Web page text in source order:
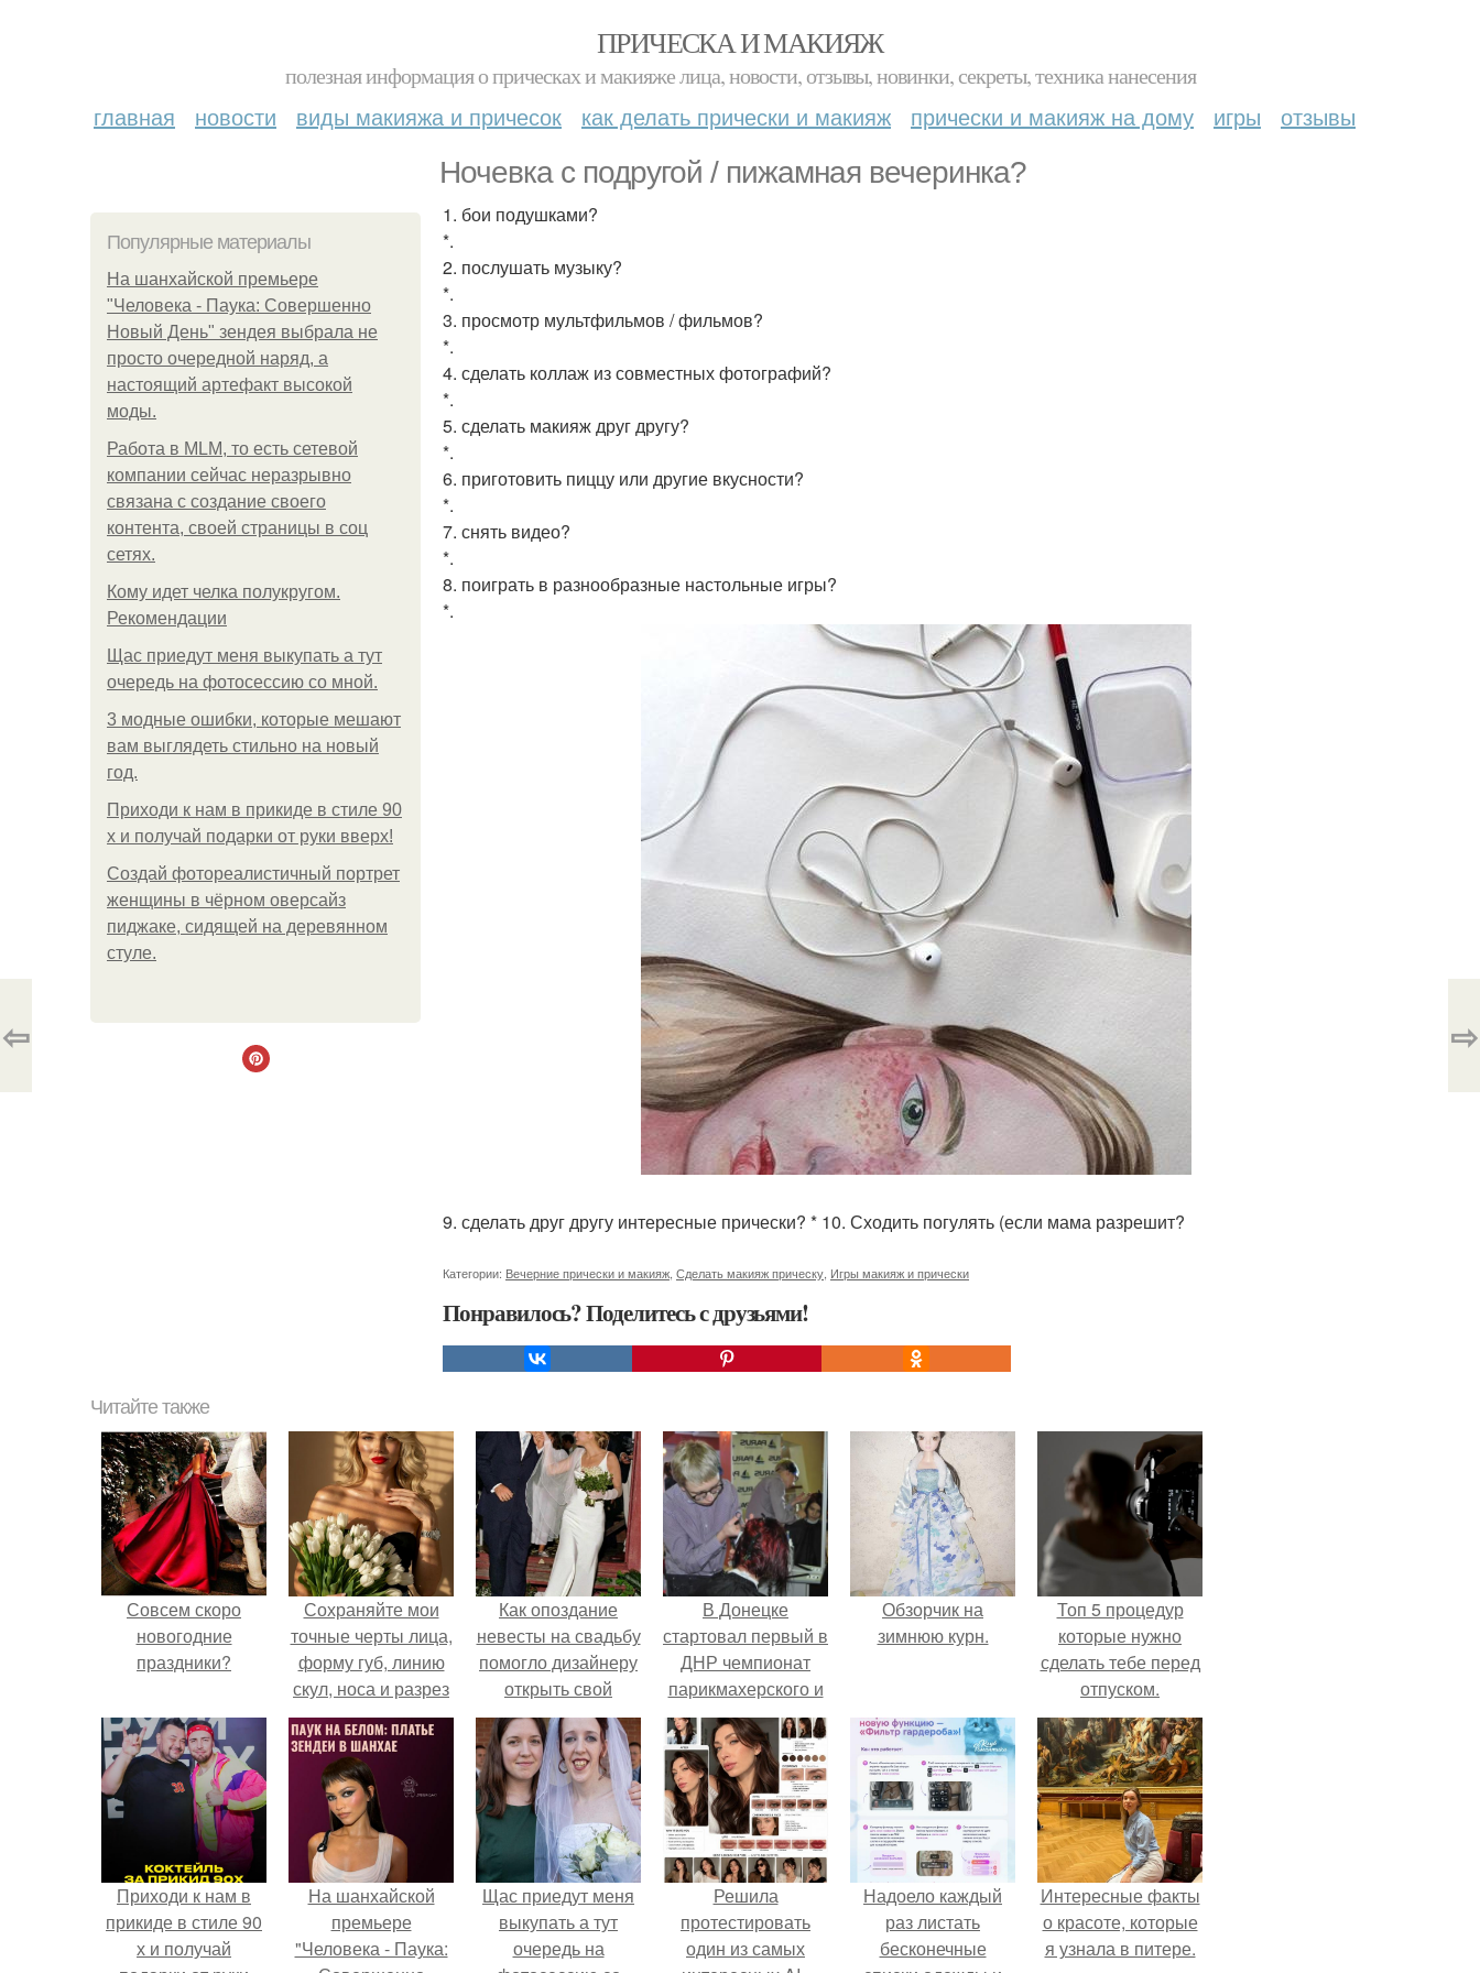
ПРИЧЕСКА И МАКИЯЖ
полезная информация о прическах и макияже лица, новости, отзывы, новинки, секреты, техника нанесения
главная новости виды макияжа и причесок как делать прически и макияж прически и макияж на дому игры отзывы
Ночевка с подругой / пижамная вечеринка?
Популярные материалы
На шанхайской премьере
"Человека - Паука: Совершенно
Новый День" зендея выбрала не
просто очередной наряд, а
настоящий артефакт высокой
моды.
Работа в MLM, то есть сетевой
компании сейчас неразрывно
связана с создание своего
контента, своей страницы в соц
сетях.
Кому идет челка полукругом.
Рекомендации
Щас приедут меня выкупать а тут
очередь на фотосессию со мной.
3 модные ошибки, которые мешают
вам выглядеть стильно на новый
год.
Приходи к нам в прикиде в стиле 90
х и получай подарки от руки вверх!
Создай фотореалистичный портрет
женщины в чёрном оверсайз
пиджаке, сидящей на деревянном
стуле.
1. бои подушками?
*.
2. послушать музыку?
*.
3. просмотр мультфильмов / фильмов?
*.
4. сделать коллаж из совместных фотографий?
*.
5. сделать макияж друг другу?
*.
6. приготовить пиццу или другие вкусности?
*.
7. снять видео?
*.
8. поиграть в разнообразные настольные игры?
*.
9. сделать друг другу интересные прически? * 10. Сходить погулять (если мама разрешит?
Категории: Вечерние прически и макияж Сделать макияж прическу Игры макияж и прически
Понравилось? Поделитесь с друзьями!
⇦ ⇨
Читайте также
Совсем скоро
новогодние
праздники?
Сохраняйте мои
точные черты лица,
форму губ, линию
скул, носа и разрез
глаз.
Как опоздание
невесты на свадьбу
помогло дизайнеру
открыть свой
бренд.
В Донецке
стартовал первый в
ДНР чемпионат
парикмахерского и
маникюрного
искусства.
Обзорчик на
зимнюю курн.
Топ 5 процедур
которые нужно
сделать тебе перед
отпуском.
Приходи к нам в
прикиде в стиле 90
х и получай
На шанхайской
премьере
"Человека - Паука:
Щас приедут меня
выкупать а тут
очередь на
Решила
протестировать
один из самых
Надоело каждый
раз листать
бесконечные
Интересные факты
о красоте, которые
я узнала в питере.